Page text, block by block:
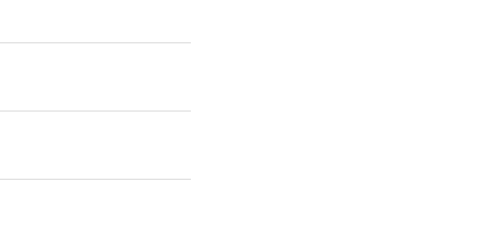
desto
den Konfigurator.
Kreativität freien Lauf
Informationen,
Zusätzlich bieten wir
abgeschlossen
WhatsApp
in
kann. Keine Sorge: